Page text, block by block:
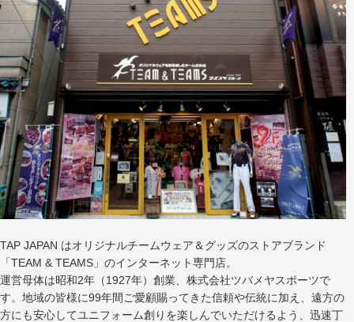
TAP JAPAN はオリジナルチームウェア＆グッズのストアブランド
「TEAM & TEAMS」のインターネット専門店。
運営母体は昭和2年（1927年）創業、株式会社ツバメヤスポーツで
す。地域の皆様に99年間ご愛顧賜ってきた信頼や伝統に加え、遠方の
方にも安心してユニフォーム創りを楽しんでいただけるよう、迅速丁